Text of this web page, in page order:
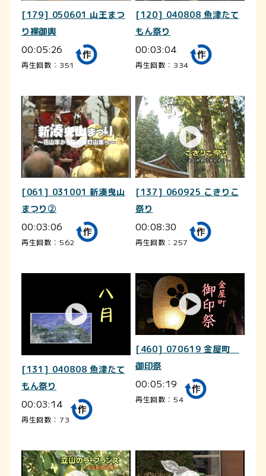
[179] 050601 山王まつ
り裸御輿
00:05:26
再生回数：351
[120] 040808 魚津たて
もん祭り
00:03:04
再生回数：334
[061] 031001 新湊曳山
まつり②
00:03:06
再生回数：562
[137] 060925 こきりこ
祭り
00:08:30
再生回数：257
[131] 040808 魚津たて
もん祭り
00:03:14
再生回数：73
[460] 070619 金屋町
御印祭
00:05:19
再生回数：54